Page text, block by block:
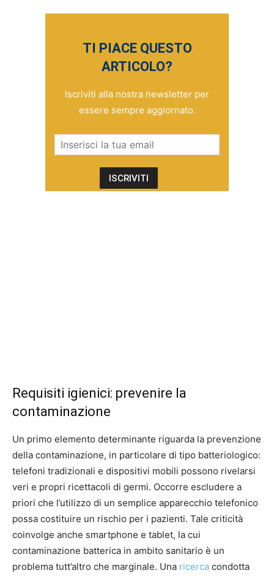
TI PIACE QUESTO
ARTICOLO?
Iscriviti alla nostra newsletter per
essere sempre aggiornato.
Requisiti igienici: prevenire la
contaminazione
Un primo elemento determinante riguarda la prevenzione
della contaminazione, in particolare di tipo batteriologico:
telefoni tradizionali e dispositivi mobili possono rivelarsi
veri e propri ricettacoli di germi. Occorre escludere a
priori che l’utilizzo di un semplice apparecchio telefonico
possa costituire un rischio per i pazienti. Tale criticità
coinvolge anche smartphone e tablet, la cui
contaminazione batterica in ambito sanitario è un
problema tutt’altro che marginale. Una ricerca condotta